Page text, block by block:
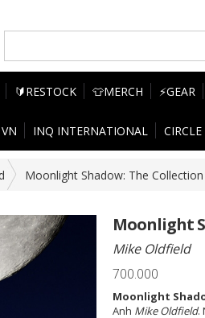
🔰RESTOCK 👕MERCH ⚡GEAR
INQ INTERNATIONAL CIRCLE
Moonlight Shadow: The Collection
Moonlight
Mike Oldfield
700.000
Moonlight
Anh Mike Oldfield.